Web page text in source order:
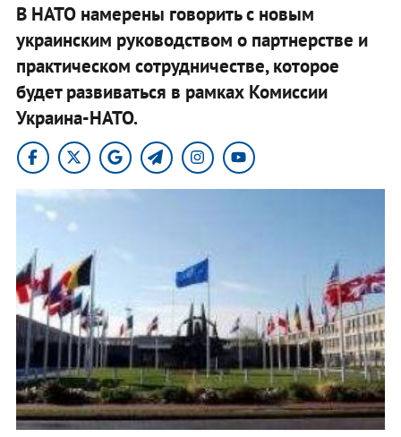
В НАТО намерены говорить с новым
украинским руководством о партнерстве и
практическом сотрудничестве, которое
будет развиваться в рамках Комиссии
Украина-НАТО.